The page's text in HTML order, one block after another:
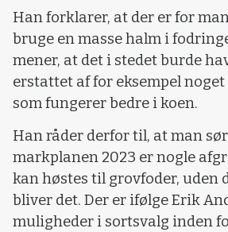
Han forklarer, at der er for
bruge en masse halm i
mener, at det i stedet burde
erstattet af for eksempel
som fungerer bedre i koen.
Han råder derfor til, at man
markplanen 2023 er nogle
kan høstes til grovfoder, uden
bliver det. Der er ifølge Erik
muligheder i sortsvalg inden